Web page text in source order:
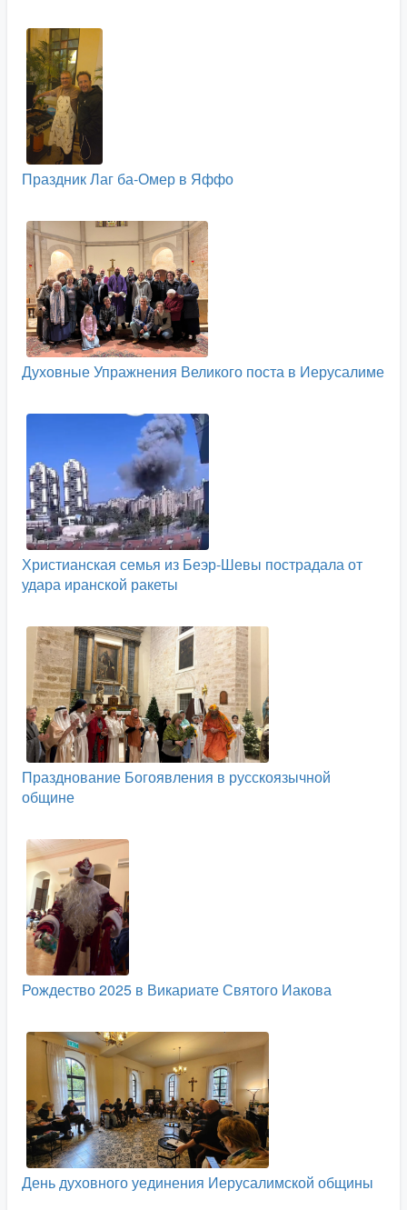
Праздник Лаг ба-Омер в Яффо
Духовные Упражнения Великого поста в Иерусалиме
Христианская семья из Беэр-Шевы пострадала от
удара иранской ракеты
Празднование Богоявления в русскоязычной
общине
Рождество 2025 в Викариате Святого Иакова
День духовного уединения Иерусалимской общины